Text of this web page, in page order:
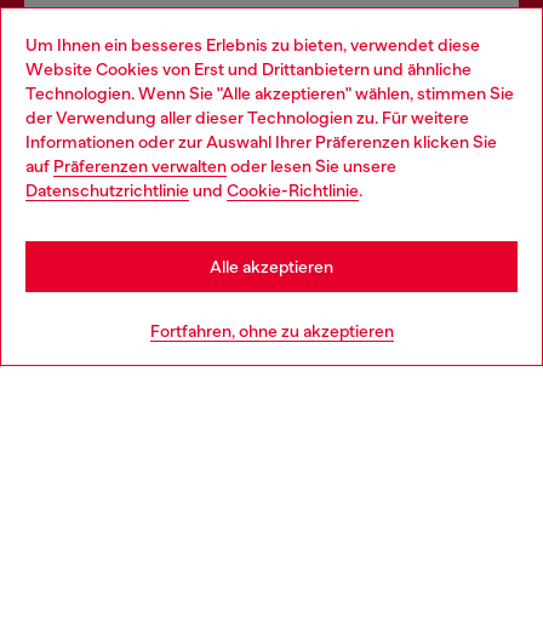
Um Ihnen ein besseres Erlebnis zu bieten, verwendet diese
Website Cookies von Erst und Drittanbietern und ähnliche
Technologien. Wenn Sie "Alle akzeptieren" wählen, stimmen Sie
der Verwendung aller dieser Technologien zu. Für weitere
Informationen oder zur Auswahl Ihrer Präferenzen klicken Sie
auf Präferenzen verwaltenoder lesen Sie unsere
Datenschutzrichtlinieund Cookie-Richtlinie.
Fortfahren, ohne zu akzeptieren
Alle akzeptieren
Omnichannel-Services
Entdecke unser gesamtes Service-Angebot, online und
im Store.
Mehr erfahren
Choose your location
You are currently browsing Deutschland website, but it seems
you may be based in United States